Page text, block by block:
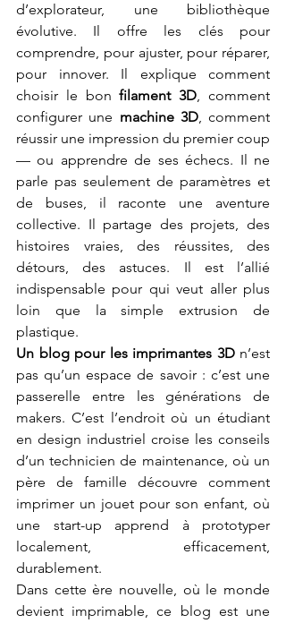
d’explorateur, une bibliothèque
évolutive. Il offre les clés pour
comprendre, pour ajuster, pour réparer,
pour innover. Il explique comment
choisir le bon filament 3D, comment
configurer une machine 3D, comment
réussir une impression du premier coup
— ou apprendre de ses échecs. Il ne
parle pas seulement de paramètres et
de buses, il raconte une aventure
collective. Il partage des projets, des
histoires vraies, des réussites, des
détours, des astuces. Il est l’allié
indispensable pour qui veut aller plus
loin que la simple extrusion de
plastique.
Un blog pour les imprimantes 3D n’est
pas qu’un espace de savoir : c’est une
passerelle entre les générations de
makers. C’est l’endroit où un étudiant
en design industriel croise les conseils
d’un technicien de maintenance, où un
père de famille découvre comment
imprimer un jouet pour son enfant, où
une start-up apprend à prototyper
localement, efficacement,
durablement.
Dans cette ère nouvelle, où le monde
devient imprimable, ce blog est une